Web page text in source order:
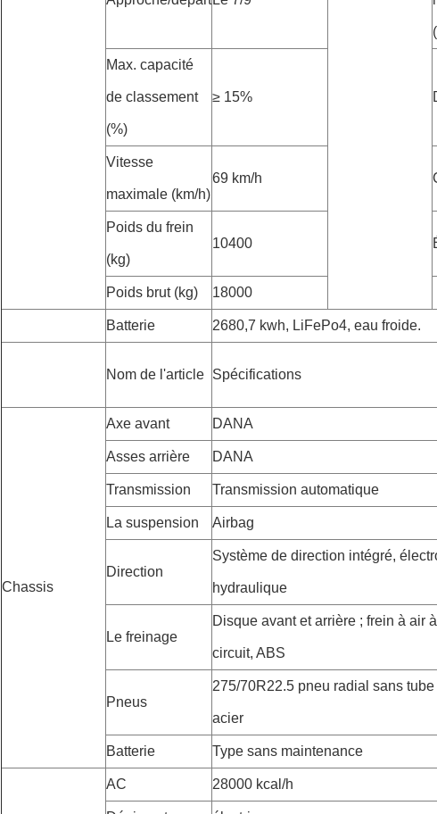
Max. capacité
de classement
(%)
≥ 15%
Vitesse
maximale (km/h)
69 km/h
Poids du frein
(kg)
10400
Poids brut (kg) 18000
Batterie 2680,7 kwh, LiFePo4, eau froide.
Nom de l'article Spécifications
Chassis
Axe avant DANA
Asses arrière DANA
Transmission Transmission automatique
La suspension Airbag
Direction
Système de direction intégré,
hydraulique
Le freinage
Disque avant et arrière ; frein à air
circuit, ABS
Pneus
275/70R22.5 pneu radial sans
acier
Batterie Type sans maintenance
AC 28000 kcal/h